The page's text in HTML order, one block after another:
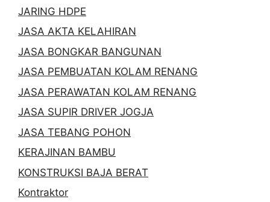
JARING HDPE
JASA AKTA KELAHIRAN
JASA BONGKAR BANGUNAN
JASA PEMBUATAN KOLAM RENANG
JASA PERAWATAN KOLAM RENANG
JASA SUPIR DRIVER JOGJA
JASA TEBANG POHON
KERAJINAN BAMBU
KONSTRUKSI BAJA BERAT
Kontraktor